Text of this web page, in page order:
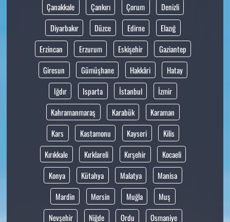
Çanakkale
Çankırı Çorum
Denizli
Diyarbakır
Düzce Edirne
Elazığ
Erzincan
Erzurum Eskişehir
Gaziantep
Giresun
Gümüşhane Hakkâri
Hatay
Iğdır
Isparta İstanbul
İzmir
Kahramanmaraş
Karabük
Karaman
Kars
Kastamonu Kayseri
Kilis
Kırıkkale
Kırklareli Kırşehir
Kocaeli
Konya
Kütahya Malatya
Manisa
Mardin
Mersin Muğla
Muş
Nevşehir
Niğde Ordu
Osmaniye